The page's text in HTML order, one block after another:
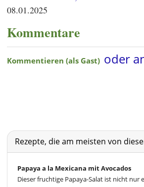
08.01.2025
Kommentare
Rezepte, die am meisten von
Papaya a la Mexicana mit Avocados
Dieser fruchtige Papaya-Salat ist nicht nur